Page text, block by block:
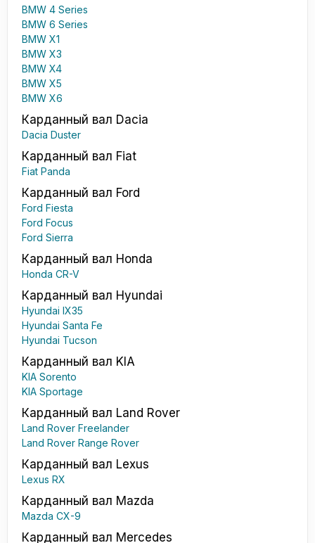
BMW 4 Series
BMW 6 Series
BMW X1
BMW X3
BMW X4
BMW X5
BMW X6
Карданный вал Dacia
Dacia Duster
Карданный вал Fiat
Fiat Panda
Карданный вал Ford
Ford Fiesta
Ford Focus
Ford Sierra
Карданный вал Honda
Honda CR-V
Карданный вал Hyundai
Hyundai IX35
Hyundai Santa Fe
Hyundai Tucson
Карданный вал KIA
KIA Sorento
KIA Sportage
Карданный вал Land Rover
Land Rover Freelander
Land Rover Range Rover
Карданный вал Lexus
Lexus RX
Карданный вал Mazda
Mazda CX-9
Карданный вал Mercedes